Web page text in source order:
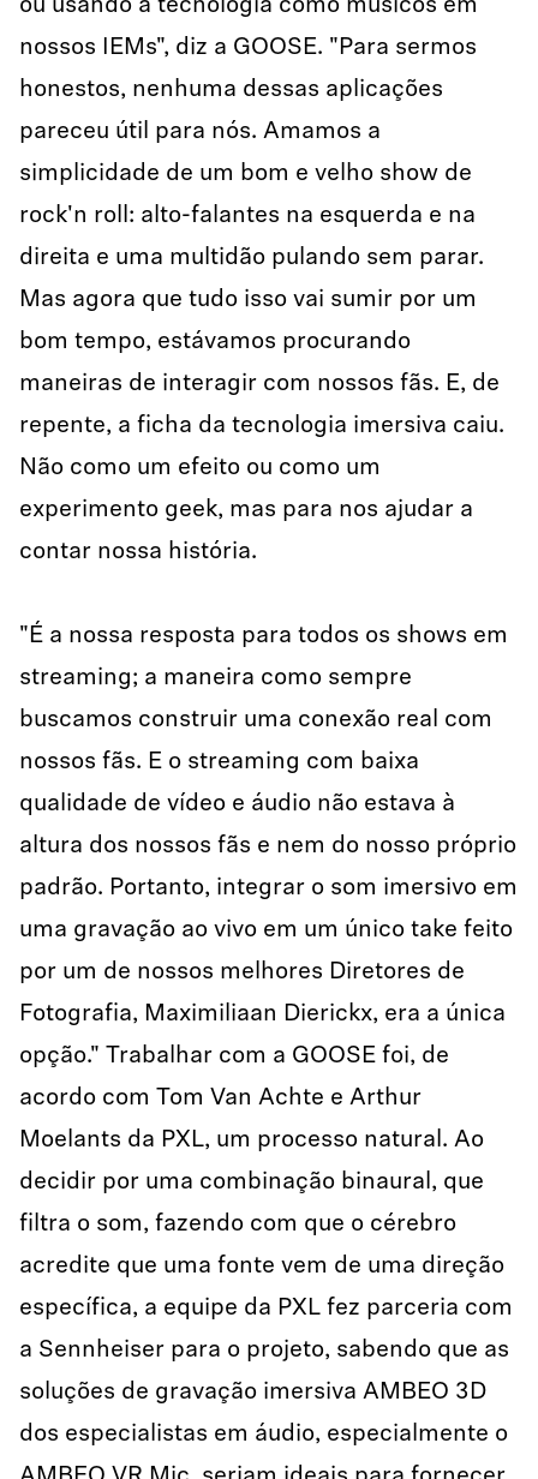
ou usando a tecnologia como músicos em
nossos IEMs", diz a GOOSE. "Para sermos
honestos, nenhuma dessas aplicações
pareceu útil para nós. Amamos a
simplicidade de um bom e velho show de
rock'n roll: alto-falantes na esquerda e na
direita e uma multidão pulando sem parar.
Mas agora que tudo isso vai sumir por um
bom tempo, estávamos procurando
maneiras de interagir com nossos fãs. E, de
repente, a ficha da tecnologia imersiva caiu.
Não como um efeito ou como um
experimento geek, mas para nos ajudar a
contar nossa história.
"É a nossa resposta para todos os shows em
streaming; a maneira como sempre
buscamos construir uma conexão real com
nossos fãs. E o streaming com baixa
qualidade de vídeo e áudio não estava à
altura dos nossos fãs e nem do nosso próprio
padrão. Portanto, integrar o som imersivo em
uma gravação ao vivo em um único take feito
por um de nossos melhores Diretores de
Fotografia, Maximiliaan Dierickx, era a única
opção." Trabalhar com a GOOSE foi, de
acordo com Tom Van Achte e Arthur
Moelants da PXL, um processo natural. Ao
decidir por uma combinação binaural, que
filtra o som, fazendo com que o cérebro
acredite que uma fonte vem de uma direção
específica, a equipe da PXL fez parceria com
a Sennheiser para o projeto, sabendo que as
soluções de gravação imersiva AMBEO 3D
dos especialistas em áudio, especialmente o